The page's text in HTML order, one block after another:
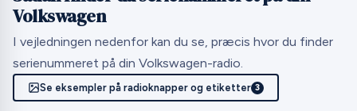
Volkswagen
I vejledningen nedenfor kan du se, præcis hvor du finder
serienummeret på din Volkswagen-radio.
Se eksempler på radioknapper og etiketter 3